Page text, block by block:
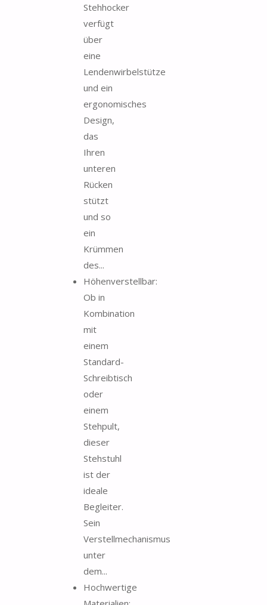
Stehhocker
verfügt
über
eine
Lendenwirbelstütze
und ein
ergonomisches
Design,
das
Ihren
unteren
Rücken
stützt
und so
ein
Krümmen
des...
Höhenverstellbar:
Ob in
Kombination
mit
einem
Standard-
Schreibtisch
oder
einem
Stehpult,
dieser
Stehstuhl
ist der
ideale
Begleiter.
Sein
Verstellmechanismus
unter
dem...
Hochwertige